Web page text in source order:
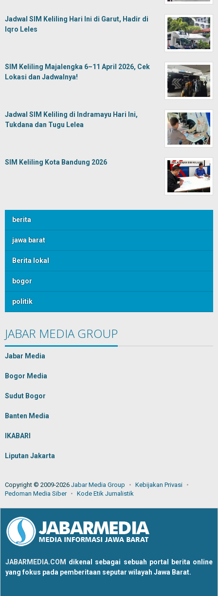
Jadwal SIM Keliling Hari Ini di Garut, Hadir di
Iqro Leles
SIM Keliling Majalengka 6–11 April 2026, Cek
Lokasi dan Jadwalnya!
Jadwal SIM Keliling di Indramayu Hari Ini,
Tukdana dan Tugu Lelea
SIM Keliling Kota Bandung 2026
berita
jawa barat
Berita lokal
bogor
politik
JABAR MEDIA GROUP
Jabar Media
Bogor Media
Sudut Bogor
Banten Media
IKABARI
Liputan Jakarta
Copyright © 2009-2026 Jabar Media Group
Kebijakan Privasi
Pedoman Media Siber
Kode Etik Jurnalistik
JABARMEDIA.COM dikenal sebagai sebuah portal berita online
yang fokus pada pemberitaan seputar wilayah Jawa Barat.